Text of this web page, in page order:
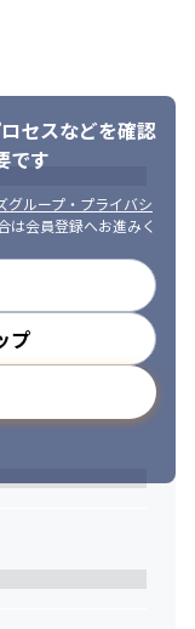
は働きやすいとい
声をあげるとチャ
験を積むことも可
い技術好きな方に
す。
セスなどを確認
です
グループ・プライバシ
は会員登録へお進みく
プ